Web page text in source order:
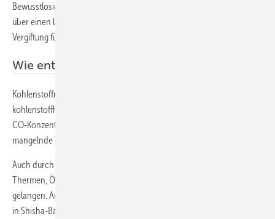
Bewusstlosigkeit und unentdeckt sogar zum Tod. In geringen Dosen
über einen längeren Zeitraum kann CO zu einer chronischen
Vergiftung führen.
Wie entsteht Kohlenstoffmonoxid?
Kohlenstoffmonoxid entsteht bei der unvollständigen Verbrennung
kohlenstoffhaltiger Kraft- und Brennstoffe. Ursachen für eine erhöhte
CO-Konzentration im Raum können sowohl technische Defekte,
mangelnde Wartung oder Manipulationen an Feuerungsanlagen sein.
Auch durch verstopfte Schornsteine und Abgasanlagen von Gas-
Thermen, Öl-Heizungen oder Kaminöfen kann CO in die Raumluft
gelangen. Auffällig waren in den letzten Jahren auch CO-Vergiftungen
in Shisha-Bars mit unzureichender Lüftung sowie in zunehmender